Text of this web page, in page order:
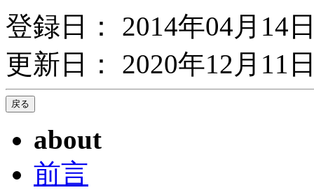
登録日： 2014年04月14
更新日： 2020年12月11
about
前言